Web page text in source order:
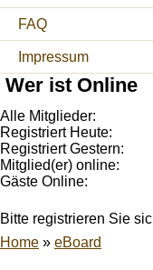
FAQ
Impressum
Wer ist Online
Alle Mitglieder:
Registriert Heute:
Registriert Gestern:
Mitglied(er) online:
Gäste Online:
Bitte registrieren Sie
Home » eBoard